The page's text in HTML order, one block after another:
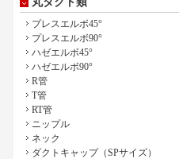
プレスエルボ45°
プレスエルボ90°
ハゼエルボ45°
ハゼエルボ90°
R管
T管
RT管
ニップル
ネック
ダクトキャップ（SPサイズ）